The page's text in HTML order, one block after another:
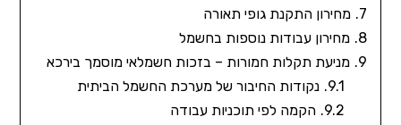
מחירון התקנת גופי תאורה
מחירון עבודות נוספות בחשמל
מניעת תקלות חמורות – בזכות חשמלאי מוסמך בירכא
נקודות החיבור של מערכת החשמל הביתית
הקמה לפי תוכניות עבודה